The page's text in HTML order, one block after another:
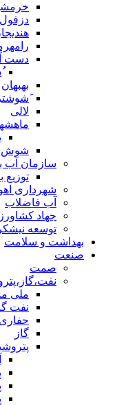
دزفول
دست
بهبهان
َشوشتر
لالی
شوش
سازمان آب
توزیع
شهرداری
آب فاضلاب
جهاد
توسعه نیشکر
بهداشت و سلامت
صنعت
صمت
ملی
نفت
حفاری
گاز